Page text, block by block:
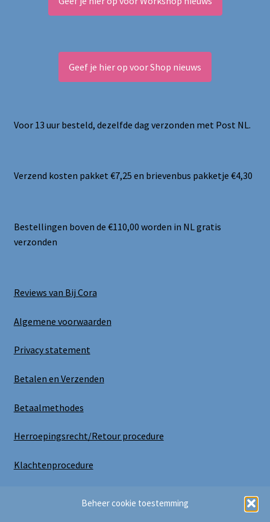
Beheer cookie toestemming
Geef je hier op voor Shop nieuws
Voor 13 uur besteld, dezelfde dag verzonden met Post NL.
Verzend kosten pakket €7,25 en brievenbus pakketje €4,30
Bestellingen boven de €110,00 worden in NL gratis
verzonden
Reviews van Bij Cora
Algemene voorwaarden
Privacy statement
Betalen en Verzenden
Betaalmethodes
Herroepingsrecht/Retour procedure
Klachtenprocedure